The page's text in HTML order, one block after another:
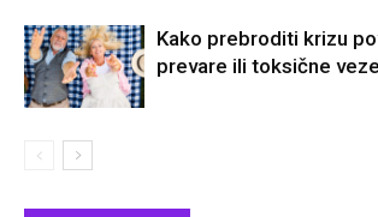
Kako prebroditi krizu
prevare ili toksične veze